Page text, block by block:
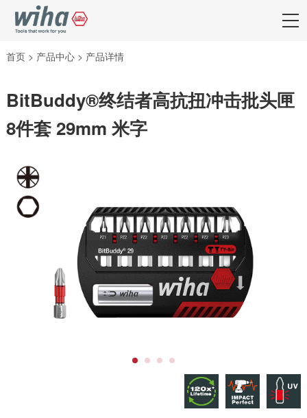
首页 > 产品中心 > 产品详情
BitBuddy®终结者高抗扭冲击批头匣
8件套 29mm 米字